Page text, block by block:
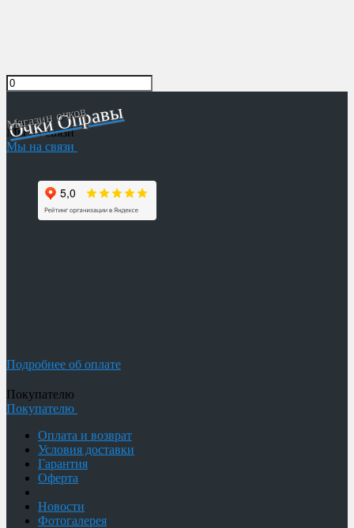
Очки Оправы
Магазин очков
Мы на связи
Мы на связи
Подробнее об оплате
Покупателю
Покупателю
Оплата и возврат
Условия доставки
Гарантия
Оферта
Новости
Фотогалерея